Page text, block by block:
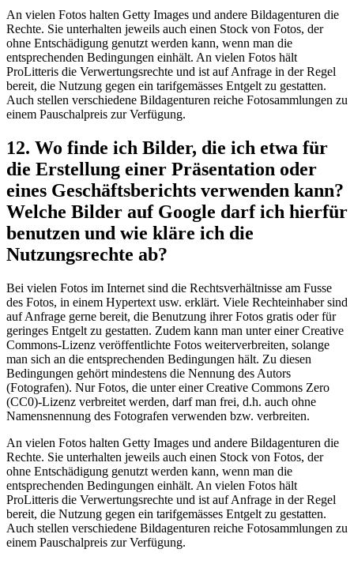
An vielen Fotos halten Getty Images und andere Bildagenturen die
Rechte. Sie unterhalten jeweils auch einen Stock von Fotos, der
ohne Entschädigung genutzt werden kann, wenn man die
entsprechenden Bedingungen einhält. An vielen Fotos hält
ProLitteris die Verwertungsrechte und ist auf Anfrage in der Regel
bereit, die Nutzung gegen ein tarifgemässes Entgelt zu gestatten.
Auch stellen verschiedene Bildagenturen reiche Fotosammlungen zu
einem Pauschalpreis zur Verfügung.
12. Wo finde ich Bilder, die ich etwa für
die Erstellung einer Präsentation oder
eines Geschäftsberichts verwenden kann?
Welche Bilder auf Google darf ich hierfür
benutzen und wie kläre ich die
Nutzungsrechte ab?
Bei vielen Fotos im Internet sind die Rechtsverhältnisse am Fusse
des Fotos, in einem Hypertext usw. erklärt. Viele Rechteinhaber sind
auf Anfrage gerne bereit, die Benutzung ihrer Fotos gratis oder für
geringes Entgelt zu gestatten. Zudem kann man unter einer Creative
Commons-Lizenz veröffentlichte Fotos weiterverbreiten, solange
man sich an die entsprechenden Bedingungen hält. Zu diesen
Bedingungen gehört mindestens die Nennung des Autors
(Fotografen). Nur Fotos, die unter einer Creative Commons Zero
(CC0)-Lizenz verbreitet werden, darf man frei, d.h. auch ohne
Namensnennung des Fotografen verwenden bzw. verbreiten.
An vielen Fotos halten Getty Images und andere Bildagenturen die
Rechte. Sie unterhalten jeweils auch einen Stock von Fotos, der
ohne Entschädigung genutzt werden kann, wenn man die
entsprechenden Bedingungen einhält. An vielen Fotos hält
ProLitteris die Verwertungsrechte und ist auf Anfrage in der Regel
bereit, die Nutzung gegen ein tarifgemässes Entgelt zu gestatten.
Auch stellen verschiedene Bildagenturen reiche Fotosammlungen zu
einem Pauschalpreis zur Verfügung.